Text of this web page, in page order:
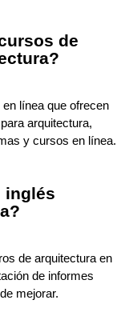
de
línea que ofrecen
arquitectura,
y cursos en línea.
inglés
de arquitectura en
de informes
mejorar.